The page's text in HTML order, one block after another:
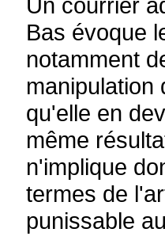
Bas évoque
notamment
manipulation
qu'elle en
même
n'implique
termes de
punissable